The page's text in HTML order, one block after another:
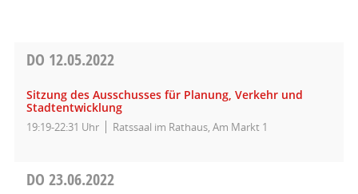
DO 12.05.2022
Sitzung des Ausschusses für Planung, Verkehr und
Stadtentwicklung
19:19-22:31 Uhr Ratssaal im Rathaus, Am Markt 1
DO 23.06.2022